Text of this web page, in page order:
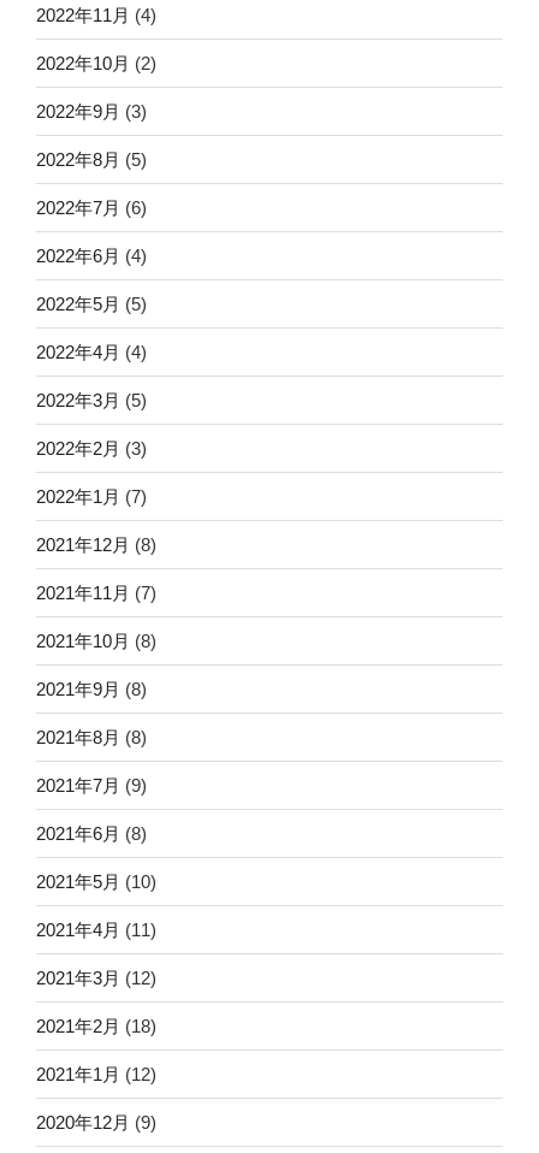
2022年11月 (4)
2022年10月 (2)
2022年9月 (3)
2022年8月 (5)
2022年7月 (6)
2022年6月 (4)
2022年5月 (5)
2022年4月 (4)
2022年3月 (5)
2022年2月 (3)
2022年1月 (7)
2021年12月 (8)
2021年11月 (7)
2021年10月 (8)
2021年9月 (8)
2021年8月 (8)
2021年7月 (9)
2021年6月 (8)
2021年5月 (10)
2021年4月 (11)
2021年3月 (12)
2021年2月 (18)
2021年1月 (12)
2020年12月 (9)